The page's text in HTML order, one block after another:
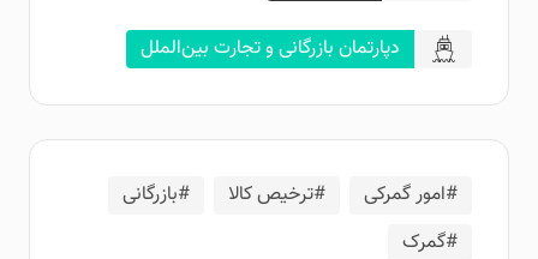
دپارتمان بازرگانی و تجارت بین‌الملل
#امور گمرکی #ترخیص کالا
#بازرگانی
#گمرک